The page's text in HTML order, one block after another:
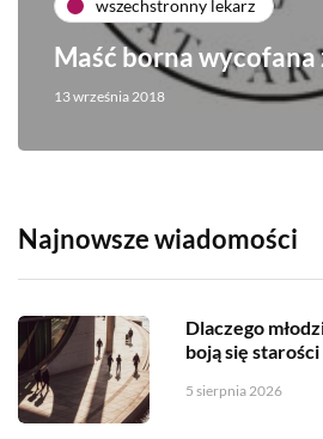
wszechstronny lekarz
Maść borna wycofana
13 września 2018
Najnowsze wiadomości
Dlaczego
boją się starości
5 sierpnia 2026